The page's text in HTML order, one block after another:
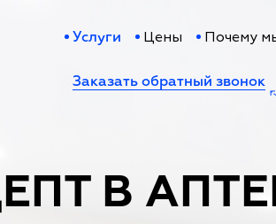
Услуги Цены Почему
Заказать обратный звонок
В